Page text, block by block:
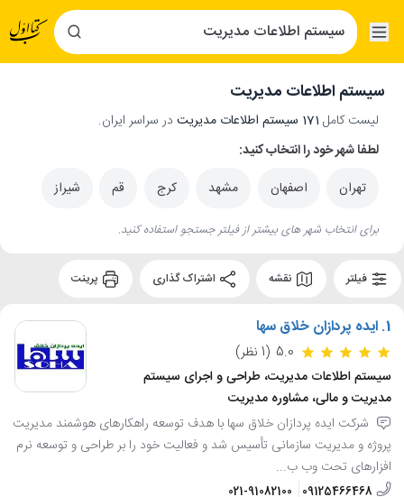
سیستم اطلاعات مدیریت
لیست کامل 171 سیستم اطلاعات مدیریت
در سراسر ایران.
لطفا شهر خود را انتخاب کنید:
تهران
اصفهان مشهد کرج قم شیراز
برای انتخاب شهر های بیشتر از فیلتر جستجو استفاده کنید.
فیلتر نقشه
1. ایده پردازان خلاق سها
5.0 (1 نظر)
سیستم اطلاعات مدیریت، طراحی و اجرای سیستم
مدیریت و مالی، مشاوره مدیریت
شرکت ایده پردازان خلاق سها با هدف توسعه راهکارهای هوشمند مدیریت
پروژه و مدیریت سازمانی تأسیس شد و فعالیت خود را بر طراحی و توسعه نرم
افزارهای تحت وب ب...
09125466468
021-91082100